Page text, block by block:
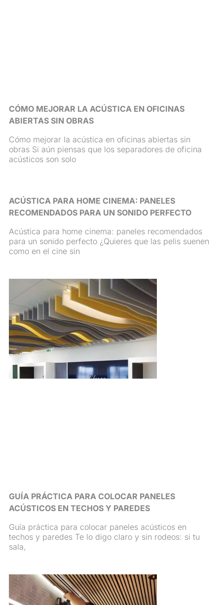
CÓMO MEJORAR LA ACÚSTICA EN OFICINAS
ABIERTAS SIN OBRAS
Cómo mejorar la acústica en oficinas abiertas sin
obras Si aún piensas que los separadores de oficina
acústicos son solo
ACÚSTICA PARA HOME CINEMA: PANELES
RECOMENDADOS PARA UN SONIDO PERFECTO
Acústica para home cinema: paneles recomendados
para un sonido perfecto ¿Quieres que las pelis suenen
como en el cine sin
GUÍA PRÁCTICA PARA COLOCAR PANELES
ACÚSTICOS EN TECHOS Y PAREDES
Guía práctica para colocar paneles acústicos en
techos y paredes Te lo digo claro y sin rodeos: si tu
sala,